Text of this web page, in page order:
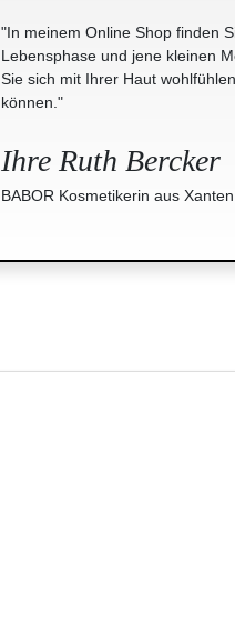
"In meinem Online Shop finden
Lebensphase und jene kleinen
Sie sich mit Ihrer Haut
können."
Ihre Ruth Bercker
BABOR Kosmetikerin aus Xanten